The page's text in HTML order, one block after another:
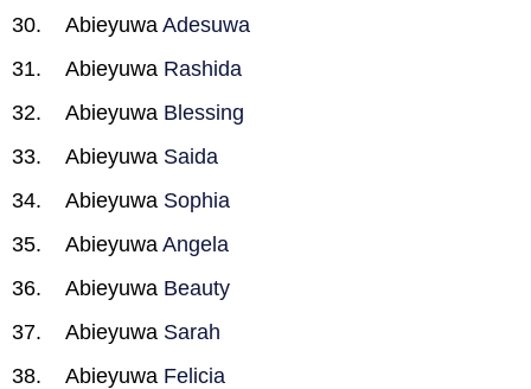
Abieyuwa Adesuwa
Abieyuwa Rashida
Abieyuwa Blessing
Abieyuwa Saida
Abieyuwa Sophia
Abieyuwa Angela
Abieyuwa Beauty
Abieyuwa Sarah
Abieyuwa Felicia